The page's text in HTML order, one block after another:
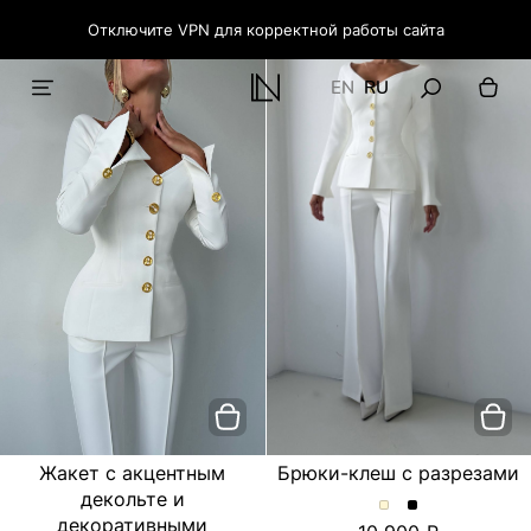
Отключите VPN для корректной работы сайта
EN RU
Жакет с акцентным
декольте и
декоративными
Брюки-клеш с разрезами
Брюки-Брюки-